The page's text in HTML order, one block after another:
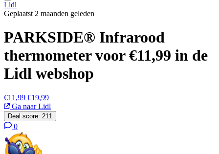
Lidl
Geplaatst 2 maanden geleden
PARKSIDE® Infrarood
thermometer voor €11,99 in de
Lidl webshop
€11,99 €19,99
Ga naar Lidl
Deal score: 211
0